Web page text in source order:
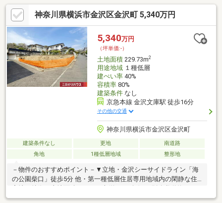
神奈川県横浜市金沢区金沢町 5,340万円
5,340万円
（坪単価:-）
土地面積229.73m2
用途地域１種低層
建ぺい率40%
容積率80%
建築条件なし
京急本線 金沢文庫駅 徒歩16分
その他の交通
神奈川県横浜市金沢区金沢町
建築条件なし 更地
南道路
角地
1種低層地域 整形地
－物件のおすすめポイント－▼立地・金沢シーサイドライン「海
の公園柴口」徒歩5分 他・第一種低層住居専用地域内の閑静な住
平米有(共有持分 1／4)・南側の接道間口は約17.8m、複数台の駐